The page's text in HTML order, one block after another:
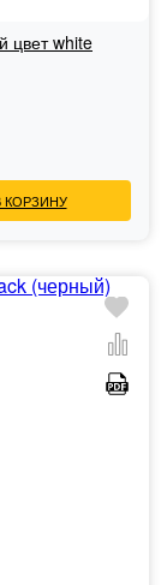
цвет white
КОРЗИНУ